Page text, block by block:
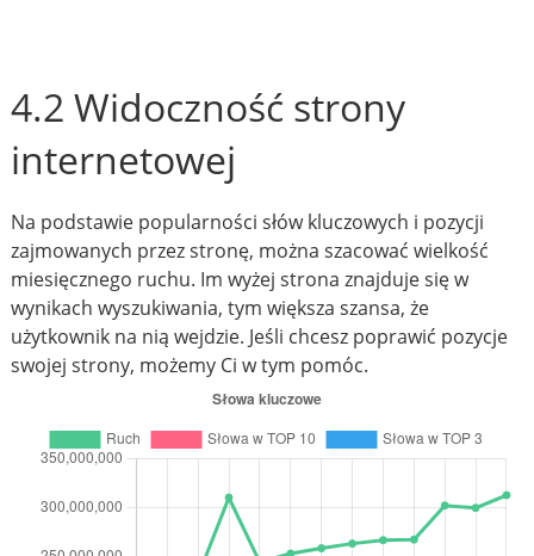
4.2 Widoczność strony
internetowej
Na podstawie popularności słów kluczowych i pozycji
zajmowanych przez stronę, można szacować wielkość
miesięcznego ruchu. Im wyżej strona znajduje się w
wynikach wyszukiwania, tym większa szansa, że
użytkownik na nią wejdzie. Jeśli chcesz poprawić pozycje
swojej strony, możemy Ci w tym pomóc.